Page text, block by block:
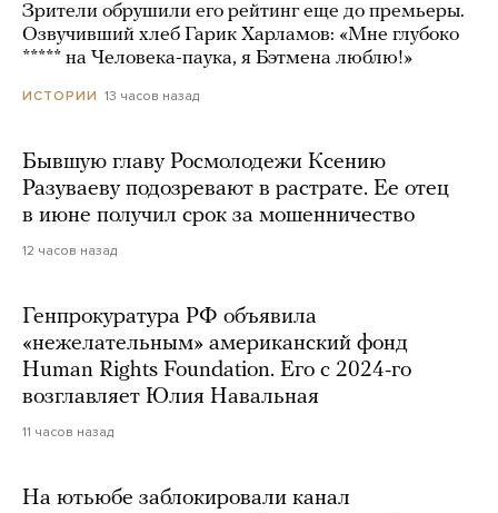
Зрители обрушили его рейтинг еще до премьеры.
Озвучивший хлеб Гарик Харламов: «Мне глубоко
***** на Человека-паука, я Бэтмена люблю!»
ИСТОРИИ 13 часов назад
Бывшую главу Росмолодежи Ксению
Разуваеву подозревают в растрате. Ее отец
в июне получил срок за мошенничество
12 часов назад
Генпрокуратура РФ объявила
«нежелательным» американский фонд
Human Rights Foundation. Его с 2024-го
возглавляет Юлия Навальная
11 часов назад
На ютьюбе заблокировали канал